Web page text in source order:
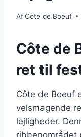
AfCote de Boeuf
Côte de
ret til
Côte de Boeuf
velsmagende
lejligheder.
ribbenområdet